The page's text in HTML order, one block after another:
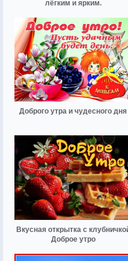
лёгким и ярким.
Доброго утра и чудесного дня
Вкусная открытка с
Доброе утро